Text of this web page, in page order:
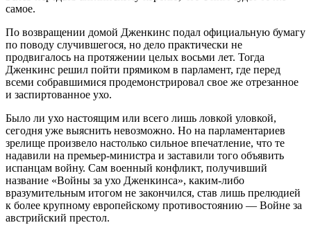
самое.
По возвращении домой Дженкинс подал официальную бумагу
по поводу случившегося, но дело практически не
продвигалось на протяжении целых восьми лет. Тогда
Дженкинс решил пойти прямиком в парламент, где перед
всеми собравшимися продемонстрировал свое же отрезанное
и заспиртованное ухо.
Было ли ухо настоящим или всего лишь ловкой уловкой,
сегодня уже выяснить невозможно. Но на парламентариев
зрелище произвело настолько сильное впечатление, что те
надавили на премьер-министра и заставили того объявить
испанцам войну. Сам военный конфликт, получивший
название «Войны за ухо Дженкинса», каким-либо
вразумительным итогом не закончился, став лишь прелюдией
к более крупному европейскому противостоянию — Войне за
австрийский престол.